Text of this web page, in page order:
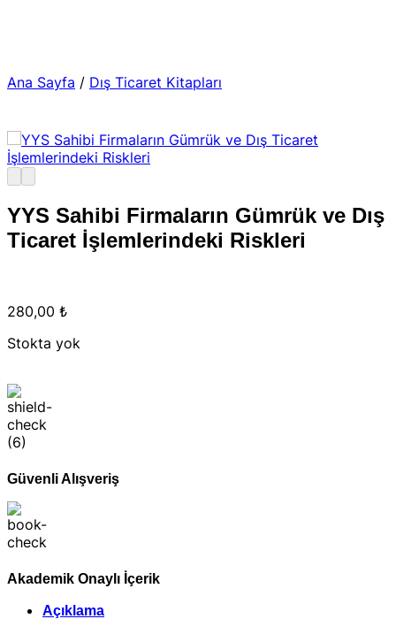
Ana Sayfa / Dış Ticaret Kitapları
YYS Sahibi Firmaların Gümrük ve Dış
Ticaret İşlemlerindeki Riskleri
280,00 ₺
Stokta yok
Güvenli Alışveriş
Akademik Onaylı İçerik
Açıklama